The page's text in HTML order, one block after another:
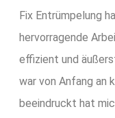
Fix Entrümpelung
hervorragende
effizient und
war von Anfang an
beeindruckt hat